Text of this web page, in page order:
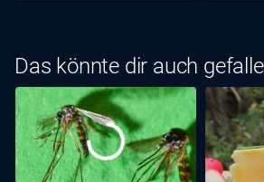
Das könnte dir auch